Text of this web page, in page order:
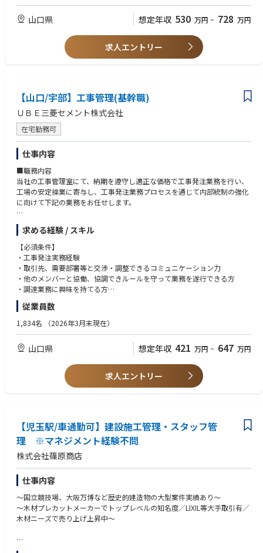
資材部門系の管理職
■ポジションの魅力
・業務を通して会社のコスト削減や安定操業に貢献出来る
上させることが出来る
・何らかのプロジェクトで技術職の経験または保全業務の経験がある方
・工事査定・発注業務の経験がある方
山口県 想定年収 530 万円 ~ 728 万円
求人エントリー
【山口/宇部】工事管理(基幹職)
ＵＢＥ三菱セメント株式会社
在宅勤務可
仕事内容
■職務内容
当社の工事管理室にて、納期を遵守し適正な価格で工事発注業務を行い、
工場の安定操業に寄与し、工事発注業務プロセスを通じて内部統制の強化
に向けて下記の業務をお任せします。
■入社後にお任せする業務
・各工場で発生した工事、設備補修、新規設備設置などの請負工事につい
て取引先から提出された見積書の査定、価格交渉・発注業務
・不用品売却事務処理業務、単価契約業務
・取引先への支払い管理
■将来的にお任せする業務
ドアップを図り、担当業務の効率性を高める改善業務
■キャリアパス
・総合職への転換 等
■ポジションの魅力
・業務を通して会社のコスト削減や安定操業に貢献出来る
上させることが出来る
求める経験 / スキル
【必須条件】
・工事発注実務経験
・取引先、需要部署等と交渉・調整できるコミュニケーション力
・他のメンバーと協働、協調できルールを守って業務を遂行できる方
・調達業務に興味を持てる方
・PC操作（MS Office含む）ができる方
【歓迎条件】
・何らかのプロジェクトで技術職の経験または保全業務の経験がある方
・工事査定・発注業務の経験がある方
従業員数
1,834名 （2026年3月末現在）
山口県 想定年収 421 万円 ~ 647 万円
求人エントリー
【児玉駅/車通勤可】建設施工管理・スタッフ管
理 ※マネジメント経験不問
株式会社篠原商店
仕事内容
～国立競技場、大阪万博など歴史的建造物の大型案件実績あり～
～木材プレカットメーカーでトップレベルの知名度／LIXIL等大手取引有／
木材ニーズで売り上げ上昇中～
■業務概要